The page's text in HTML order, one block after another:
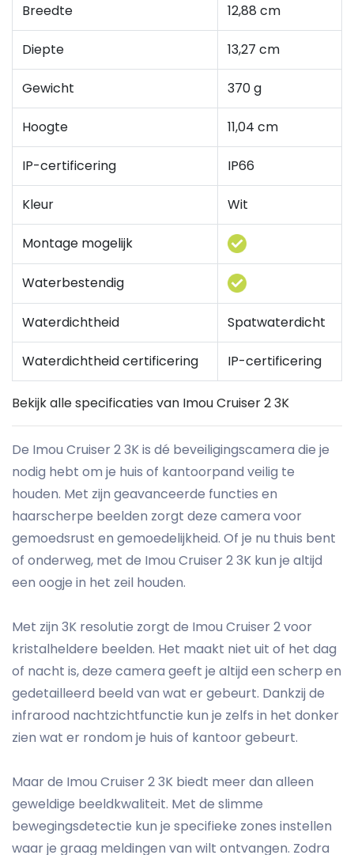
Breedte 12,88 cm
Diepte 13,27 cm
Gewicht 370 g
Hoogte 11,04 cm
IP-certificering IP66
Kleur Wit
Montage mogelijk
Waterbestendig
Waterdichtheid Spatwaterdicht
Waterdichtheid certificering IP-certificering
Bekijk alle specificaties van Imou Cruiser 2 3K
De Imou Cruiser 2 3K is dé beveiligingscamera die je
nodig hebt om je huis of kantoorpand veilig te
houden. Met zijn geavanceerde functies en
haarscherpe beelden zorgt deze camera voor
gemoedsrust en gemoedelijkheid. Of je nu thuis bent
of onderweg, met de Imou Cruiser 2 3K kun je altijd
een oogje in het zeil houden.
Met zijn 3K resolutie zorgt de Imou Cruiser 2 voor
kristalheldere beelden. Het maakt niet uit of het dag
of nacht is, deze camera geeft je altijd een scherp en
gedetailleerd beeld van wat er gebeurt. Dankzij de
infrarood nachtzichtfunctie kun je zelfs in het donker
zien wat er rondom je huis of kantoor gebeurt.
Maar de Imou Cruiser 2 3K biedt meer dan alleen
geweldige beeldkwaliteit. Met de slimme
bewegingsdetectie kun je specifieke zones instellen
waar je graag meldingen van wilt ontvangen. Zodra